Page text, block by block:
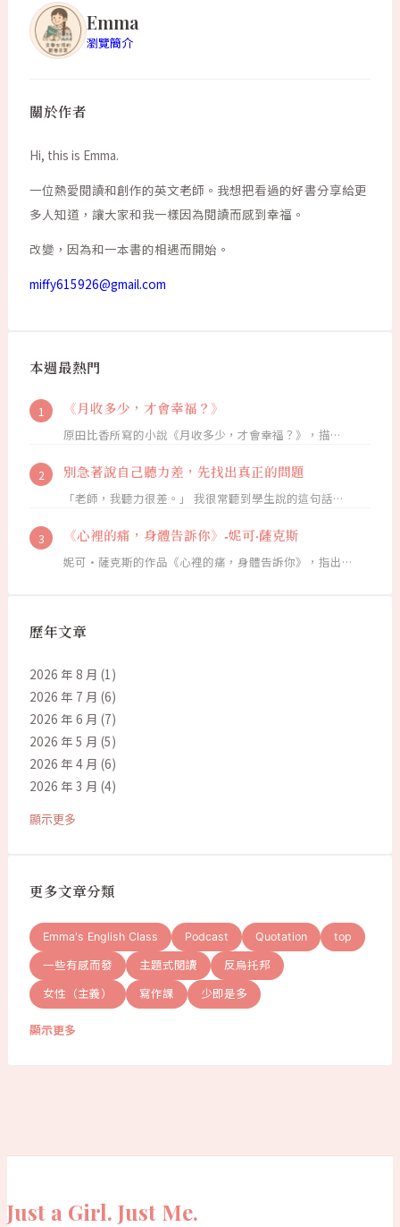
Emma
瀏覽簡介
關於作者
Hi, this is Emma.
一位熱愛閱讀和創作的英文老師。我想把看過的好書分享給更
多人知道，讓大家和我一樣因為閱讀而感到幸福。
改變，因為和一本書的相遇而開始。
miffy615926@gmail.com
本週最熱門
《月收多少，才會幸福？》
原田比香所寫的小說《月收多少，才會幸福？》，描…
別急著說自己聽力差，先找出真正的問題
「老師，我聽力很差。」 我很常聽到學生說的這句話…
《心裡的痛，身體告訴你》-妮可·薩克斯
妮可·薩克斯的作品《心裡的痛，身體告訴你》，指出…
歷年文章
2026 年 8 月 (1)
2026 年 7 月 (6)
2026 年 6 月 (7)
2026 年 5 月 (5)
2026 年 4 月 (6)
2026 年 3 月 (4)
顯示更多
更多文章分類
Emma's English Class Podcast Quotation top
一些有感而發 主題式閱讀 反烏托邦
女性（主義） 寫作課 少即是多
顯示更多
Just a Girl. Just Me.